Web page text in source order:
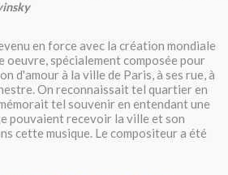
en force avec la création mondiale
oeuvre, spécialement composée pour
d'amour à la ville de Paris, à ses rue, à
On reconnaissait tel quartier en
tel souvenir en entendant une
pouvaient recevoir la ville et son
cette musique. Le compositeur a été